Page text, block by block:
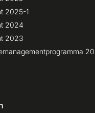
2025-1
2024
2023